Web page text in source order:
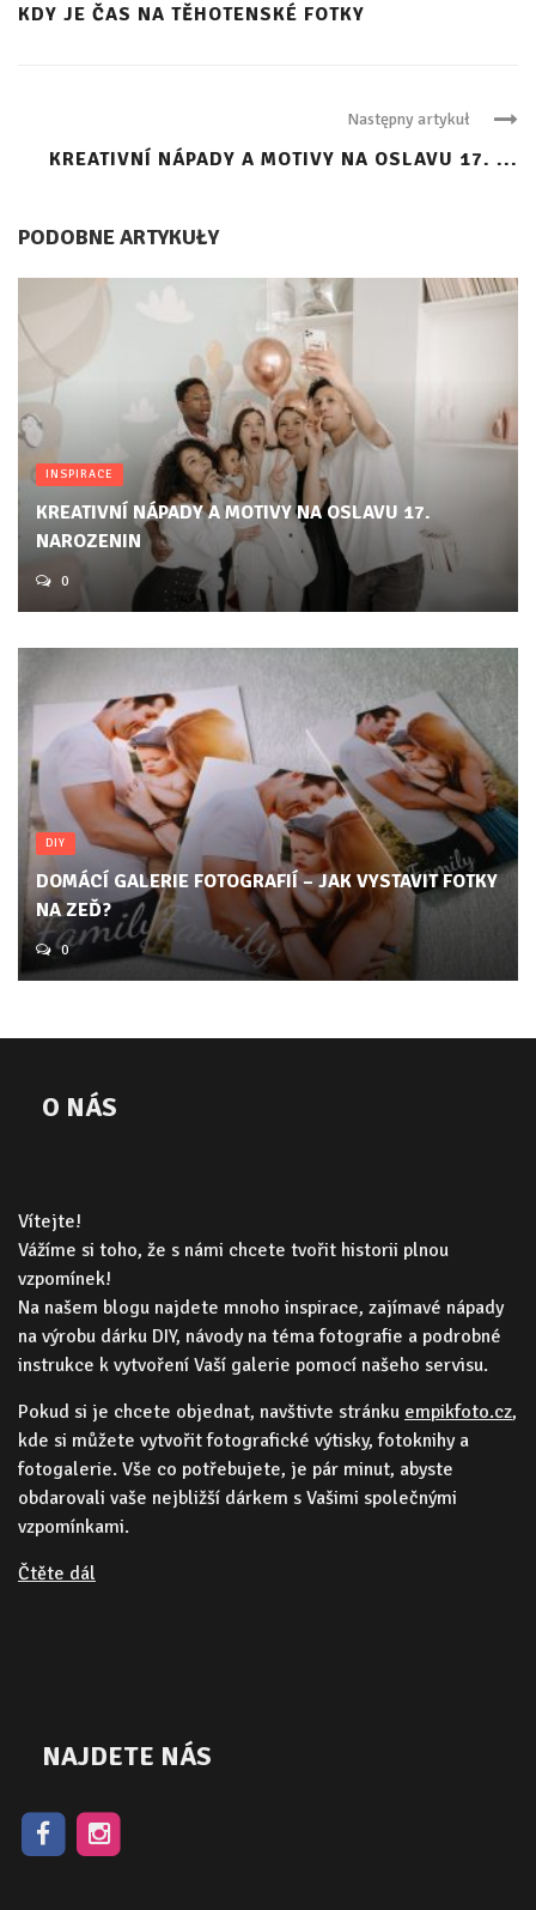
KDY JE ČAS NA TĚHOTENSKÉ FOTKY
Następny artykuł
KREATIVNÍ NÁPADY A MOTIVY NA OSLAVU 17. ...
PODOBNE ARTYKUŁY
INSPIRACE
KREATIVNÍ NÁPADY A MOTIVY NA OSLAVU 17.
NAROZENIN
0
DIY
DOMÁCÍ GALERIE FOTOGRAFIÍ – JAK VYSTAVIT FOTKY
NA ZEĎ?
0
O NÁS
Vítejte!
Vážíme si toho, že s námi chcete tvořit historii plnou
vzpomínek!
Na našem blogu najdete mnoho inspirace, zajímavé nápady
na výrobu dárku DIY, návody na téma fotografie a podrobné
instrukce k vytvoření Vaší galerie pomocí našeho servisu.
Pokud si je chcete objednat, navštivte stránku empikfoto.cz,
kde si můžete vytvořit fotografické výtisky, fotoknihy a
fotogalerie. Vše co potřebujete, je pár minut, abyste
obdarovali vaše nejbližší dárkem s Vašimi společnými
vzpomínkami.
Čtěte dál
NAJDETE NÁS